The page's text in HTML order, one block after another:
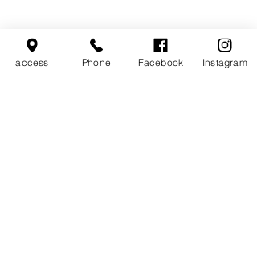
access Phone Facebook Instagram